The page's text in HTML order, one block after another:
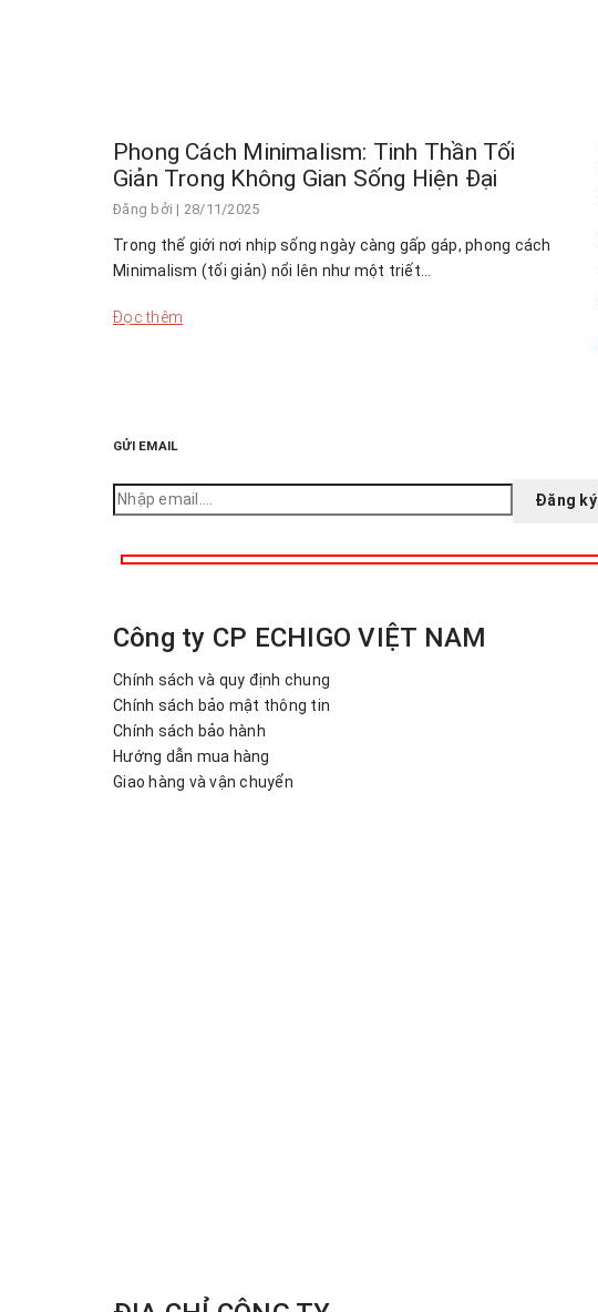
Phong Cách Minimalism: Tinh Thần Tối
Giản Trong Không Gian Sống Hiện Đại
Đăng bởi | 28/11/2025
Trong thế giới nơi nhịp sống ngày càng gấp gáp, phong cách
Minimalism (tối giản) nổi lên như một triết…
Đọc thêm
GỬI EMAIL
Công ty CP ECHIGO VIỆT NAM
Chính sách và quy định chung
Chính sách bảo mật thông tin
Chính sách bảo hành
Hướng dẫn mua hàng
Giao hàng và vận chuyển